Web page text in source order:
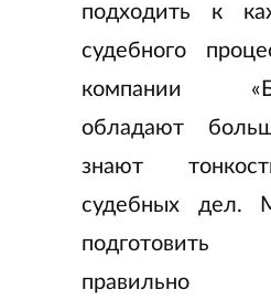
подходить к
судебного
компании
обладают
знают
судебных дел.
подготовить
правильно